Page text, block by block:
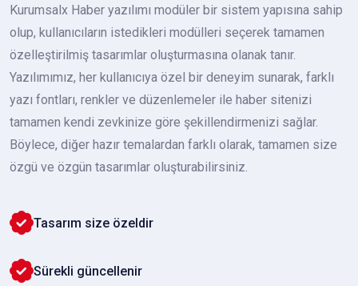
Kurumsalx Haber yazılımı modüler bir sistem yapısına sahip
olup, kullanıcıların istedikleri modülleri seçerek tamamen
özelleştirilmiş tasarımlar oluşturmasına olanak tanır.
Yazılımımız, her kullanıcıya özel bir deneyim sunarak, farklı
yazı fontları, renkler ve düzenlemeler ile haber sitenizi
tamamen kendi zevkinize göre şekillendirmenizi sağlar.
Böylece, diğer hazır temalardan farklı olarak, tamamen size
özgü ve özgün tasarımlar oluşturabilirsiniz.
Tasarım size özeldir
Sürekli güncellenir